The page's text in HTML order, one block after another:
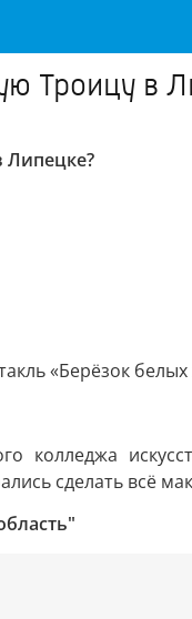
Троицу в
Липецке?
«Берёзок
колледжа
сделать всё